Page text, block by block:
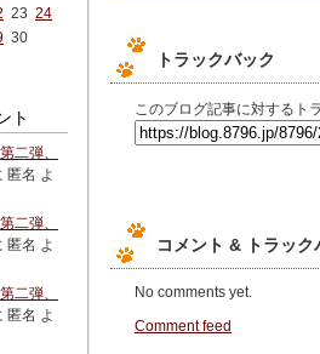
トラックバック
このブログ記事に対するト
コメント & トラック
No comments yet.
Comment feed
23 24
30
ト
二弾、
匿名 よ
二弾、
匿名 よ
二弾、
匿名 よ